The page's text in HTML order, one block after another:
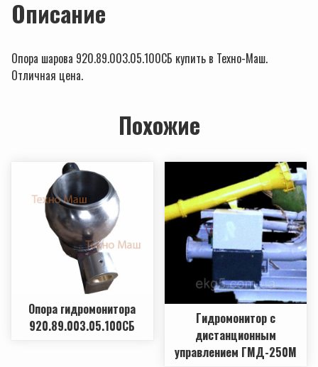
Описание
Опора шарова 920.89.003.05.100СБ купить в Техно-Маш.
Отличная цена.
Похожие
Опора гидромонитора
920.89.003.05.100СБ
Гидромонитор с
дистанционным
управлением ГМД-250М